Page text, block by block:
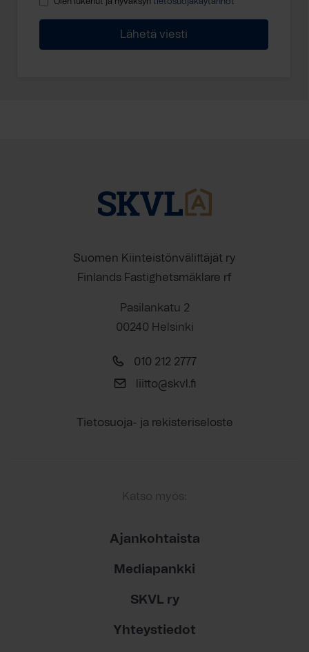
Suomen Kiinteistönvälittäjät ry
Finlands Fastighetsmäklare rf
Pasilankatu 2
00240 Helsinki
010 212 2777
liitto@skvl.fi
Tietosuoja- ja rekisteriseloste
Katso myös:
Ajankohtaista
Mediapankki
SKVL ry
Yhteystiedot